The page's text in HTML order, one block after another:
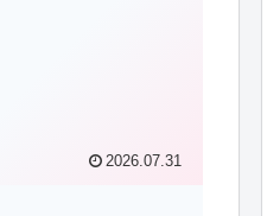
2026.07.31